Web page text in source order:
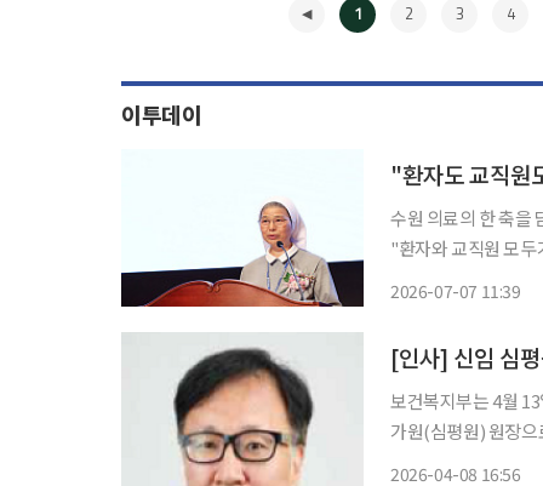
1 2 3 4
이투데이
"환자도 교직
수원 의료의 한 축을 담
"환자와 교직원 모두
2026-07-07 11:39
[인사] 신임 심
보건복지부는 4월
가원(심평원) 원장으로 임명한다고 8일
2026-04-08 16:56